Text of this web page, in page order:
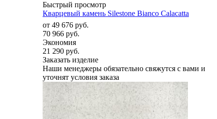
Быстрый просмотр
Кварцевый камень Silestone Bianco Calacatta
от 49 676 руб.
70 966 руб.
Экономия
21 290 руб.
Заказать изделие
Наши менеджеры обязательно свяжутся с вами и
уточнят условия заказа